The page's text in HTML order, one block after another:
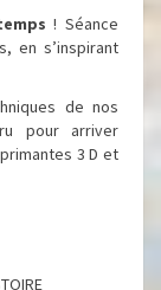
! Séance
en s’inspirant
de nos
pour arriver
3 D et